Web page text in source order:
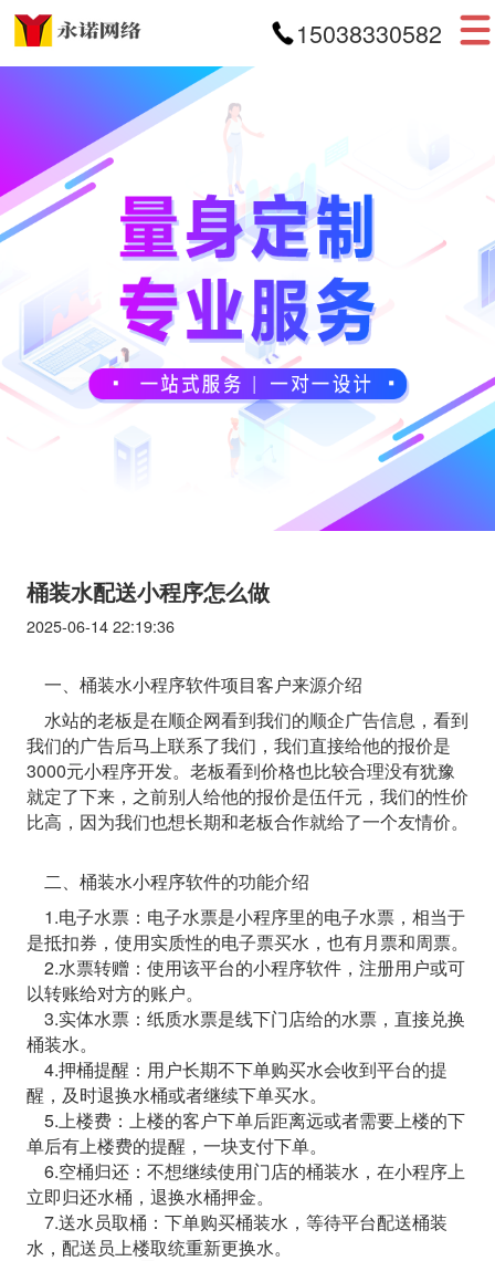
15038330582
首页
APP开发
小程序开发
案例展示
新闻资讯
关于我们
桶装水配送小程序怎么做
2025-06-14 22:19:36
一、桶装水小程序软件项目客户来源介绍
水站的老板是在顺企网看到我们的顺企广告信息，看到
我们的广告后马上联系了我们，我们直接给他的报价是
3000元小程序开发。老板看到价格也比较合理没有犹豫
就定了下来，之前别人给他的报价是伍仟元，我们的性价
比高，因为我们也想长期和老板合作就给了一个友情价。
二、桶装水小程序软件的功能介绍
1.电子水票：电子水票是小程序里的电子水票，相当于
是抵扣券，使用实质性的电子票买水，也有月票和周票。
2.水票转赠：使用该平台的小程序软件，注册用户或可
以转账给对方的账户。
3.实体水票：纸质水票是线下门店给的水票，直接兑换
桶装水。
4.押桶提醒：用户长期不下单购买水会收到平台的提
醒，及时退换水桶或者继续下单买水。
5.上楼费：上楼的客户下单后距离远或者需要上楼的下
单后有上楼费的提醒，一块支付下单。
6.空桶归还：不想继续使用门店的桶装水，在小程序上
立即归还水桶，退换水桶押金。
7.送水员取桶：下单购买桶装水，等待平台配送桶装
水，配送员上楼取统重新更换水。